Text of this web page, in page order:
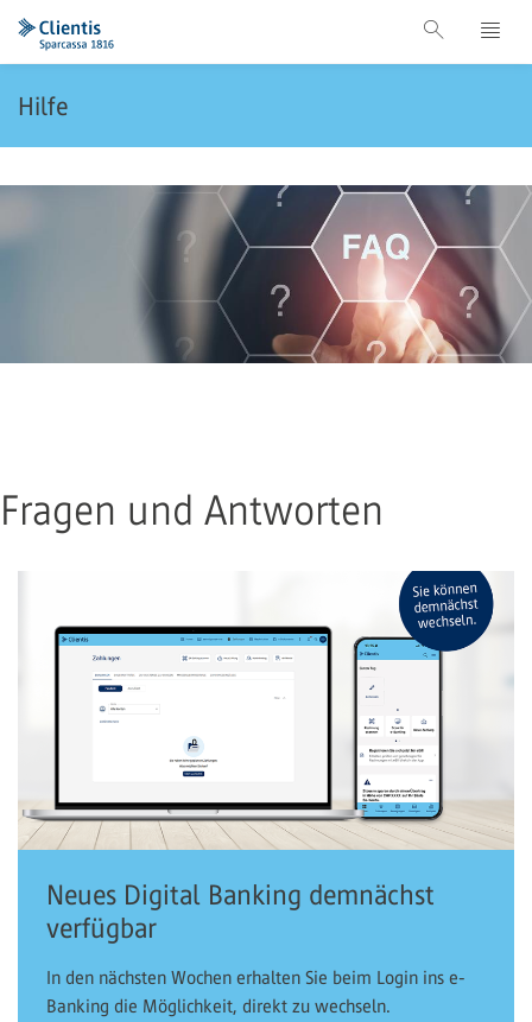
Hilfe
Fragen und Antworten
Neues Digital Banking demnächst
verfügbar
In den nächsten Wochen erhalten Sie beim Login ins e-
Banking die Möglichkeit, direkt zu wechseln.